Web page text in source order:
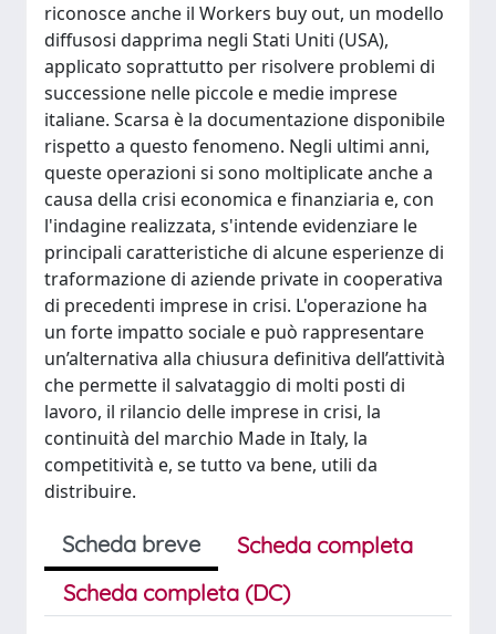
riconosce anche il Workers buy out, un modello
diffusosi dapprima negli Stati Uniti (USA),
applicato soprattutto per risolvere problemi di
successione nelle piccole e medie imprese
italiane. Scarsa è la documentazione disponibile
rispetto a questo fenomeno. Negli ultimi anni,
queste operazioni si sono moltiplicate anche a
causa della crisi economica e finanziaria e, con
l'indagine realizzata, s'intende evidenziare le
principali caratteristiche di alcune esperienze di
traformazione di aziende private in cooperativa
di precedenti imprese in crisi. L'operazione ha
un forte impatto sociale e può rappresentare
un’alternativa alla chiusura definitiva dell’attività
che permette il salvataggio di molti posti di
lavoro, il rilancio delle imprese in crisi, la
continuità del marchio Made in Italy, la
competitività e, se tutto va bene, utili da
distribuire.
Scheda breve
Scheda completa
Scheda completa (DC)